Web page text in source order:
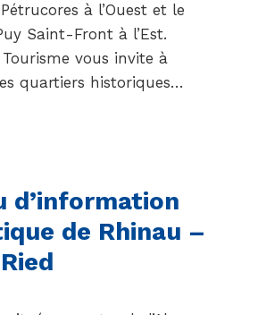
à l’Ouest et le
Saint-Front à l’Est.
Tourisme vous invite à
quartiers historiques…
d’information
de Rhinau –